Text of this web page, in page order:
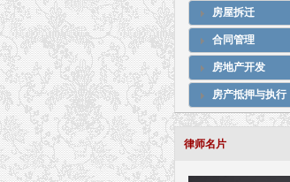
房屋拆迁
合同管理
房地产开发
房产抵押与执行
律师名片